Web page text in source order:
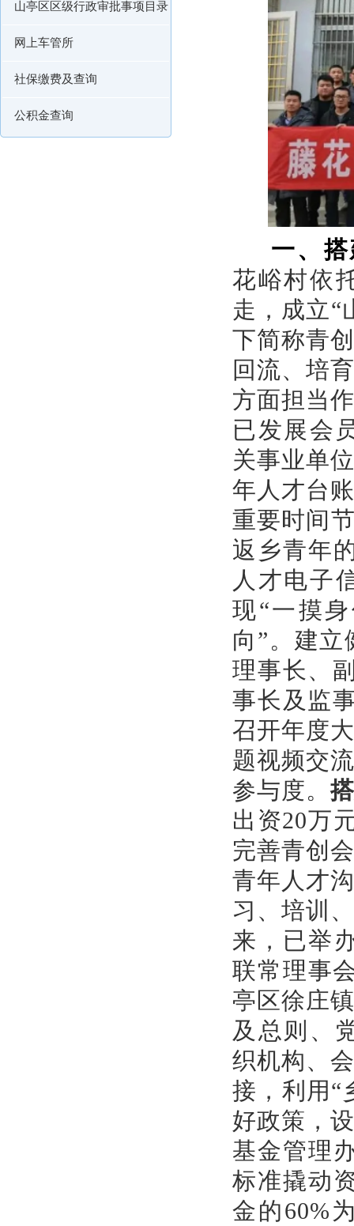
山亭区区级行政审批事项目录
网上车管所
社保缴费及查询
公积金查询
一、
花峪村依
走，成立“
下简称青
回流、培
方面担当
已发展会
关事业单
年人才台
重要时间
返乡青年
人才电子
现“一摸
向”。建
理事长、
事长及监
召开年度
题视频交
参与度。
出资20万
完善青创
青年人才
习、培训
来，已举
联常理事
亭区徐庄
及总则、
织机构、
接，利用“
好政策，
基金管理
标准撬动
金的60%